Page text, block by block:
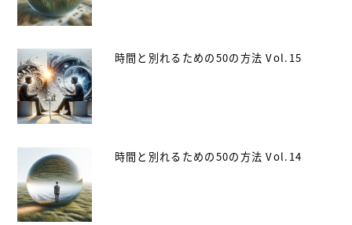
時間と別れるための50の方法 Vol.15
時間と別れるための50の方法 Vol.14